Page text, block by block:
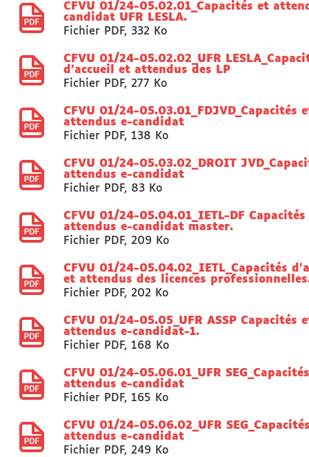
CFVU 01/24-05.02.01_Capacités et
candidat UFR LESLA.
Fichier PDF, 332 Ko
CFVU 01/24-05.02.02_UFR
d'accueil et attendus des LP
Fichier PDF, 277 Ko
CFVU 01/24-05.03.01_FDJVD_Capacités
attendus e-candidat
Fichier PDF, 138 Ko
CFVU 01/24-05.03.02_DROIT
attendus e-candidat
Fichier PDF, 83 Ko
CFVU 01/24-05.04.01_IETL-DF
attendus e-candidat master.
Fichier PDF, 209 Ko
CFVU 01/24-05.04.02_IETL_Capacités
et attendus des licences
Fichier PDF, 202 Ko
CFVU 01/24-05.05_UFR ASSP Capacités
attendus e-candidat-1.
Fichier PDF, 168 Ko
CFVU 01/24-05.06.01_UFR
attendus e-candidat
Fichier PDF, 165 Ko
CFVU 01/24-05.06.02_UFR
attendus e-candidat
Fichier PDF, 249 Ko